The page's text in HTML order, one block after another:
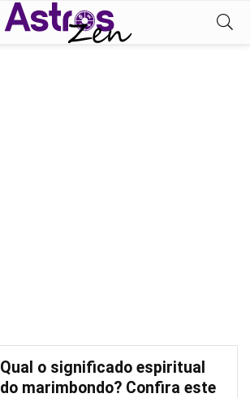
Qual o significado espiritual
do marimbondo? Confira este